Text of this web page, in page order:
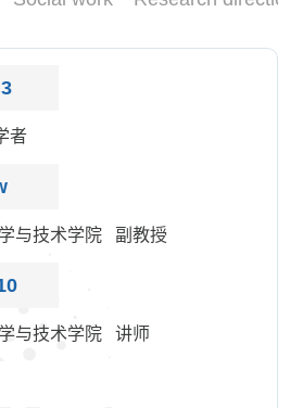
者
与技术学院 副教授
与技术学院 讲师